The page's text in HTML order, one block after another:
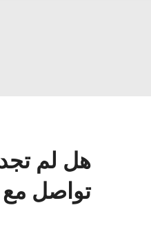
هل لم
تواصل مع